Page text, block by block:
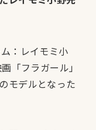
：レイモミ小
「フラガール」
モデルとなった